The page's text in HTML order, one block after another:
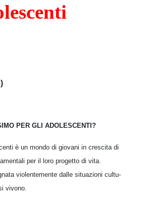
PER GLI ADOLESCENTI?
è un mondo di gio­vani in crescita di
per il loro progetto di vita.
violentemente dalle situazioni cultu­
vivono.